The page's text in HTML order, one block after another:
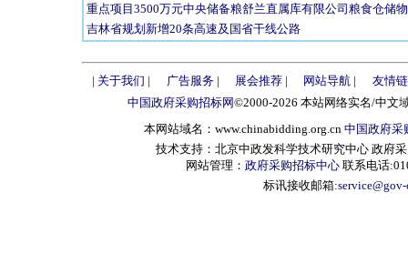
重点项目3500万元中央储备粮舒兰直属库有限公司粮食仓储
吉林省规划新增20条高速及国省干线公路
| 关于我们 | 广告服务| 展会推荐| 网站导航 |
友情
中国政府采购招标网©2000-2026 本站网络实名/中文
本网站域名：www.chinabidding.org.cn 中国政府采
技术支持：北京中政发科学技术研究中心 政府
网站管理： 政府采购招标中心 联系电话
标讯接收邮箱: